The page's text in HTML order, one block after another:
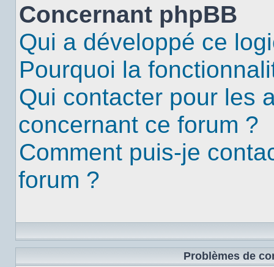
Concernant phpBB
Qui a développé ce
Pourquoi la
Qui contacter pour les
concernant ce forum ?
Comment puis-je
forum ?
Problèmes de